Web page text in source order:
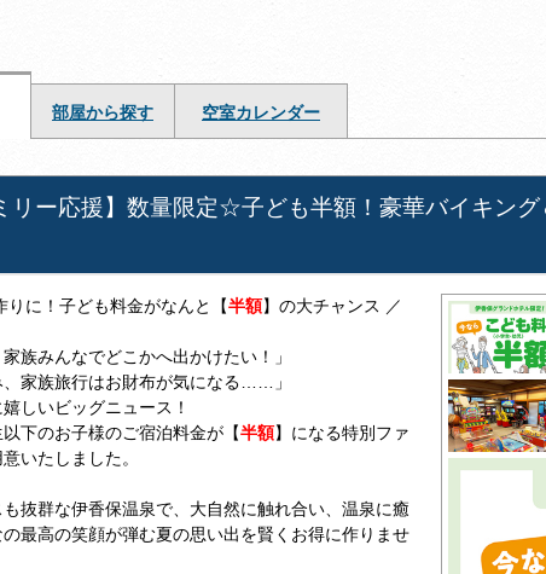
部屋から探す 空室カレンダー
リー応援】数量限定☆子ども半額！豪華バイキン
りに！子ども料金がなんと【半額】の大チャンス ／
家族みんなでどこかへ出かけたい！」
、家族旅行はお財布が気になる……」
しいビッグニュース！
下のお子様のご宿泊料金が【半額】になる特別ファ
いたしました。
抜群な伊香保温泉で、大自然に触れ合い、温泉に癒
最高の笑顔が弾む夏の思い出を賢くお得に作りませ